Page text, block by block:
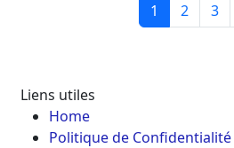
1 2 3
Liens utiles
Home
Politique de Confidentialité